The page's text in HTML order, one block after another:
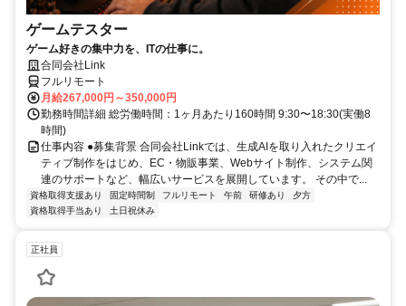
ゲームテスター
ゲーム好きの集中力を、ITの仕事に。
合同会社Link
フルリモート
月給267,000円～350,000円
勤務時間詳細 総労働時間：1ヶ月あたり160時間 9:30〜18:30(実働8
時間)
仕事内容 ●募集背景 合同会社Linkでは、生成AIを取り入れたクリエイ
ティブ制作をはじめ、EC・物販事業、Webサイト制作、システム関
連のサポートなど、幅広いサービスを展開しています。 その中で...
資格取得支援あり 固定時間制 フルリモート 午前 研修あり
夕方
資格取得手当あり
土日祝休み
正社員